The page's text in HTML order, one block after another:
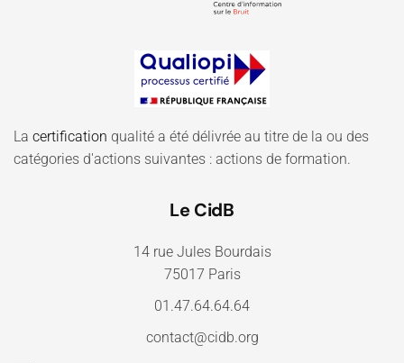
La certification qualité a été délivrée au titre de la ou des
catégories d'actions suivantes : actions de formation.
Le CidB
14 rue Jules Bourdais
75017 Paris
01.47.64.64.64
contact@cidb.org